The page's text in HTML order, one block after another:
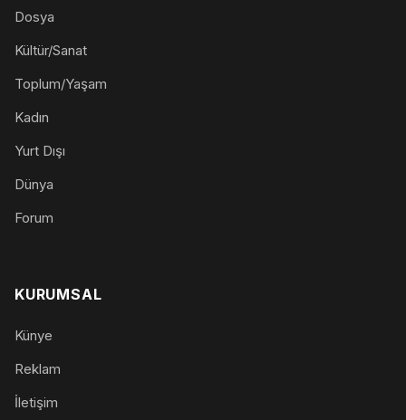
Dosya
Kültür/Sanat
Toplum/Yaşam
Kadın
Yurt Dışı
Dünya
Forum
KURUMSAL
Künye
Reklam
İletişim